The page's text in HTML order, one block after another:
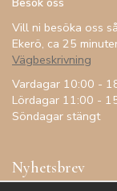
Vill ni besöka oss
Ekerö, ca 25
Vägbeskrivning
Vardagar 10:00 -
Lördagar 11:00 -
Söndagar stängt
Nyhetsbrev